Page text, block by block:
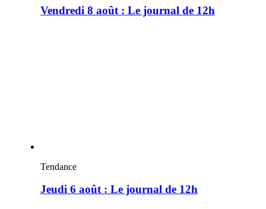
Vendredi 8 août : Le journal de 12h
Tendance
Jeudi 6 août : Le journal de 12h